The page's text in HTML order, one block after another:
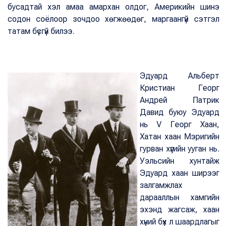
бусадтай хэл амаа амархан олдог, Америкийн шинэ
содон соёлоор зочдоо хөгжөөдөг, маргаангүй сэтгэл
татам бүсгүй билээ.
Эдуард Альберт
Кристиан Георг
Андрей Патрик
Давид буюу Эдуард
нь V Георг Хаан,
Хатан хаан Мэригийн
гурван хүүгийн ууган нь.
Уэльсийн хунтайж
Эдуард хаан ширээг
залгамжлах
дарааллын хамгийн
эхэнд жагсаж, хаан
хүний бүх л шаардлагыг